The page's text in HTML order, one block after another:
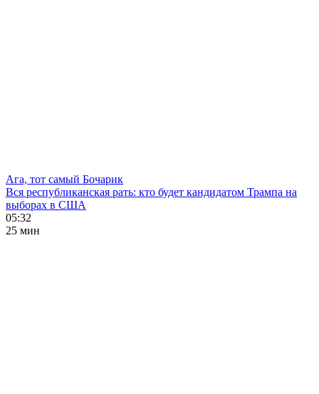
Ага, тот самый Бочарик
Вся республиканская рать: кто будет кандидатом Трампа на
выборах в США
05:32
25 мин